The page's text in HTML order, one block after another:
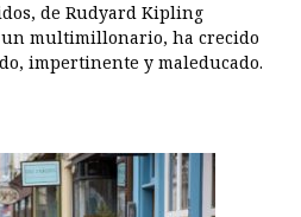
de Rudyard Kipling
multimillonario, ha crecido
impertinente y maleducado.